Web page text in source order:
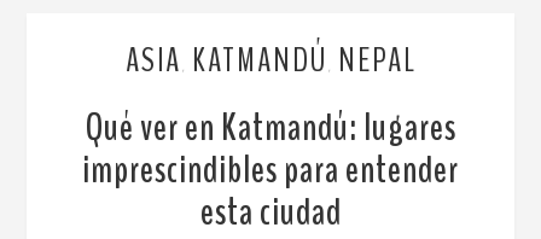
ASIA KATMANDÚ NEPAL
Qué ver en Katmandú: lugares
imprescindibles para entender
esta ciudad